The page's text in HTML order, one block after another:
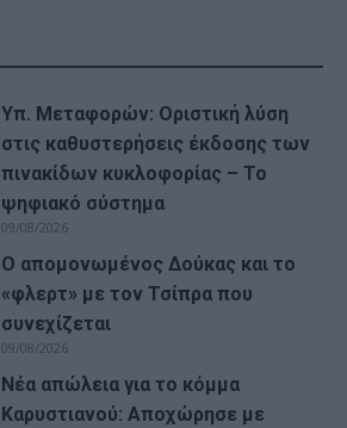
Υπ. Μεταφορών: Οριστική λύση
στις καθυστερήσεις έκδοσης των
πινακίδων κυκλοφορίας – Το
ψηφιακό σύστημα
09/08/2026
Ο απομονωμένος Δούκας και το
«φλερτ» με τον Τσίπρα που
συνεχίζεται
09/08/2026
Νέα απώλεια για το κόμμα
Καρυστιανού: Αποχώρησε με